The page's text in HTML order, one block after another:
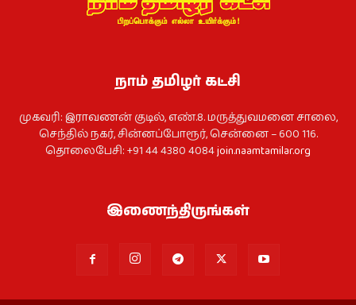
நாம் தமிழர் கட்சி
முகவரி: இராவணன் குடில், எண்.8. மருத்துவமனை சாலை,
செந்தில் நகர், சின்னப்போரூர், சென்னை – 600 116.
தொலைபேசி: +91 44 4380 4084join.naamtamilar.org
இணைந்திருங்கள்